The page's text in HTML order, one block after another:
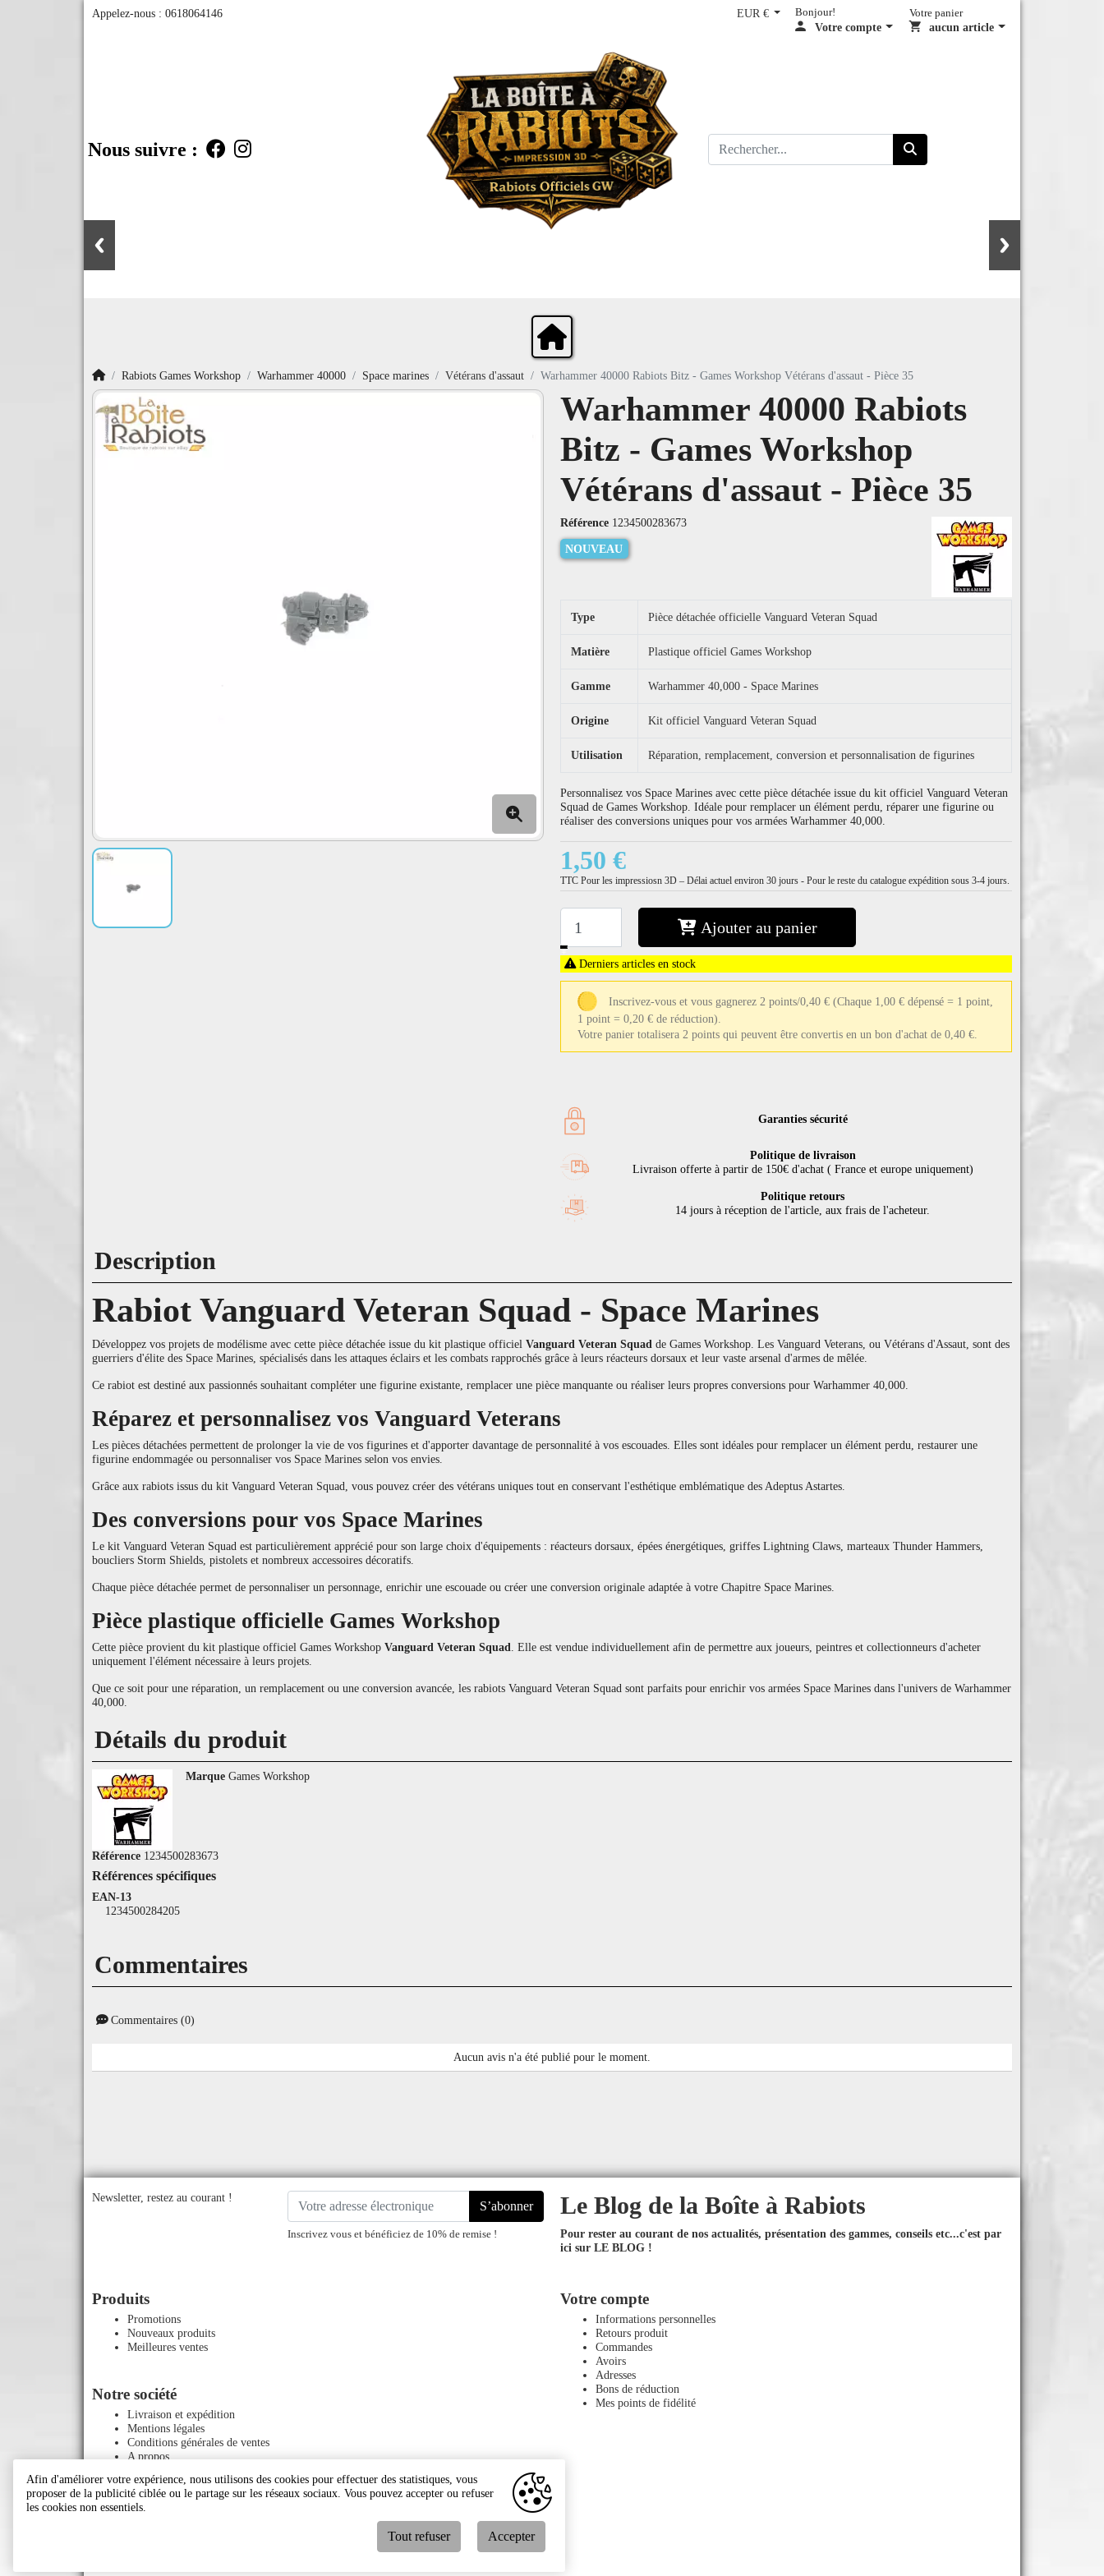
Appelez-nous : 0618064146 EUR € Bonjour!
Votre compte
Votre panier
aucun article
Nous suivre :
AccueilRabiots Games Workshop Warhammer 40000 Space marines Vétérans d'assaut Warhammer 40000 Rabiots Bitz - Games Workshop Vétérans d'assaut - Pièce 35
Warhammer 40000 Rabiots
Bitz - Games Workshop
Vétérans d'assaut - Pièce 35
Référence 1234500283673
NOUVEAU
Type Pièce détachée officielle Vanguard Veteran Squad
Matière Plastique officiel Games Workshop
Gamme Warhammer 40,000 - Space Marines
Origine Kit officiel Vanguard Veteran Squad
Utilisation Réparation, remplacement, conversion et personnalisation de figurines
Personnalisez vos Space Marines avec cette pièce détachée issue du kit officiel Vanguard Veteran
Squad de Games Workshop. Idéale pour remplacer un élément perdu, réparer une figurine ou
réaliser des conversions uniques pour vos armées Warhammer 40,000.
1,50 €
TTC Pour les impressiosn 3D – Délai actuel environ 30 jours - Pour le reste du catalogue expédition sous 3-4 jours.
+
−
Ajouter au panier
Derniers articles en stock
Inscrivez-vous et vous gagnerez 2 points/0,40 € (Chaque 1,00 € dépensé = 1 point,
1 point = 0,20 € de réduction).
Votre panier totalisera 2 points qui peuvent être convertis en un bon d'achat de 0,40 €.
Garanties sécurité
Politique de livraison
Livraison offerte à partir de 150€ d'achat ( France et europe uniquement)
Politique retours
14 jours à réception de l'article, aux frais de l'acheteur.
Description
Rabiot Vanguard Veteran Squad - Space Marines
Développez vos projets de modélisme avec cette pièce détachée issue du kit plastique officiel Vanguard Veteran Squad de Games Workshop. Les Vanguard Veterans, ou Vétérans d'Assaut, sont des
guerriers d'élite des Space Marines, spécialisés dans les attaques éclairs et les combats rapprochés grâce à leurs réacteurs dorsaux et leur vaste arsenal d'armes de mêlée.
Ce rabiot est destiné aux passionnés souhaitant compléter une figurine existante, remplacer une pièce manquante ou réaliser leurs propres conversions pour Warhammer 40,000.
Réparez et personnalisez vos Vanguard Veterans
Les pièces détachées permettent de prolonger la vie de vos figurines et d'apporter davantage de personnalité à vos escouades. Elles sont idéales pour remplacer un élément perdu, restaurer une
figurine endommagée ou personnaliser vos Space Marines selon vos envies.
Grâce aux rabiots issus du kit Vanguard Veteran Squad, vous pouvez créer des vétérans uniques tout en conservant l'esthétique emblématique des Adeptus Astartes.
Des conversions pour vos Space Marines
Le kit Vanguard Veteran Squad est particulièrement apprécié pour son large choix d'équipements : réacteurs dorsaux, épées énergétiques, griffes Lightning Claws, marteaux Thunder Hammers,
boucliers Storm Shields, pistolets et nombreux accessoires décoratifs.
Chaque pièce détachée permet de personnaliser un personnage, enrichir une escouade ou créer une conversion originale adaptée à votre Chapitre Space Marines.
Pièce plastique officielle Games Workshop
Cette pièce provient du kit plastique officiel Games Workshop Vanguard Veteran Squad . Elle est vendue individuellement afin de permettre aux joueurs, peintres et collectionneurs d'acheter
uniquement l'élément nécessaire à leurs projets.
Que ce soit pour une réparation, un remplacement ou une conversion avancée, les rabiots Vanguard Veteran Squad sont parfaits pour enrichir vos armées Space Marines dans l'univers de Warhammer
40,000.
Détails du produit
Marque Games Workshop
Référence 1234500283673
Références spécifiques
EAN-13
1234500284205
Commentaires
Commentaires (0)
Aucun avis n'a été publié pour le moment.
Newsletter, restez au courant !
S’abonner
Inscrivez vous et bénéficiez de 10% de remise !
Le Blog de la Boîte à Rabiots
Pour rester au courant de nos actualités, présentation des gammes, conseils etc...c'est par
ici sur LE BLOG !
Produits
Promotions
Nouveaux produits
Meilleures ventes
Notre société
Livraison et expédition
Mentions légales
Conditions générales de ventes
A propos
Contactez-nous
Plan du site
Magasins
Votre compte
Informations personnelles
Retours produit
Commandes
Avoirs
Adresses
Bons de réduction
Mes points de fidélité
Afin d'améliorer votre expérience, nous utilisons des cookies pour effectuer des statistiques, vous
proposer de la publicité ciblée ou le partage sur les réseaux sociaux. Vous pouvez accepter ou refuser
les cookies non essentiels.
Tout refuser Accepter